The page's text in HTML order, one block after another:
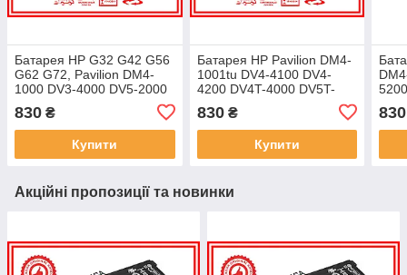
Батарея HP G32 G42 G56
G62 G72, Pavilion DM4-
1000 DV3-4000 DV5-2000
DV6-3000 DV6-4000 11.1V
5200mAh
830 ₴
Купити
Батарея HP Pavilion DM4-
1001tu DV4-4100 DV4-
4200 DV4T-4000 DV5T-
830₴
Купити
830
Акційні пропозиції та новинки